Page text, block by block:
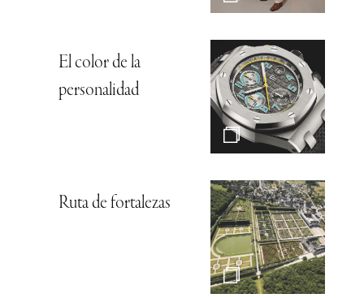
El color de la
personalidad
Ruta de fortalezas